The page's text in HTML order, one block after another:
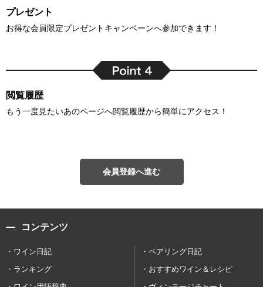
プレゼント
お得な会員限定プレゼントキャンペーンへ参加できます！
閲覧履歴
もう一度見たいあのページへ閲覧履歴から簡単にアクセス！
会員登録へ進む
コンテンツ
ワイン日記
ペアリング日記
ランキング
おすすめワイン＆レシピ